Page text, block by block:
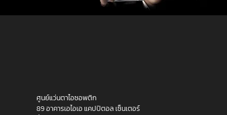
ศูนย์แว่นตาไอซอพติก
89 อาคารเอไอเอ แคปปิตอล เซ็นเตอร์